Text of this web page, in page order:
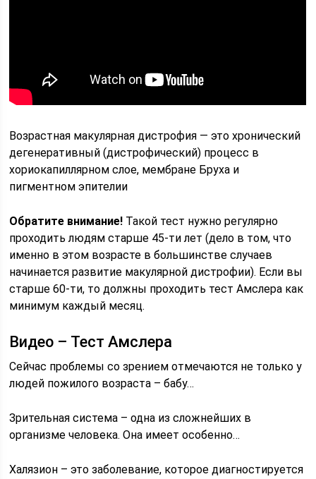
Возрастная макулярная дистрофия — это хронический
дегенеративный (дистрофический) процесс в
хориокапиллярном слое, мембране Бруха и
пигментном эпителии
Обратите внимание! Такой тест нужно регулярно
проходить людям старше 45-ти лет (дело в том, что
именно в этом возрасте в большинстве случаев
начинается развитие макулярной дистрофии). Если вы
старше 60-ти, то должны проходить тест Амслера как
минимум каждый месяц.
Видео – Тест Амслера
Сейчас проблемы со зрением отмечаются не только у
людей пожилого возраста – бабу…
Зрительная система – одна из сложнейших в
организме человека. Она имеет особенно…
Халязион – это заболевание, которое диагностируется